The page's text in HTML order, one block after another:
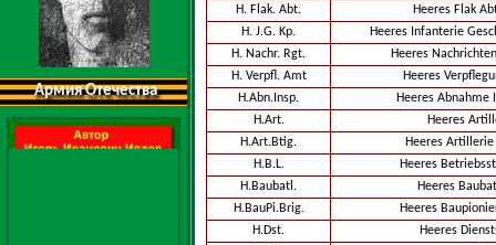
Армия Отечества
H. Flak. Abt.
Heeres Flak
H. J.G. Kp.
Heeres Infanterie
H. Nachr. Rgt.
Heeres
H. Verpfl. Amt
Heeres
H.Abn.Insp.
Heeres Abnahme
H.Art.
Heeres
H.Art.Btig.
Heeres
H.B.L.
Heeres
H.Baubatl.
Heeres
H.BauPi.Brig.
Heeres
H.Dst.
Heeres